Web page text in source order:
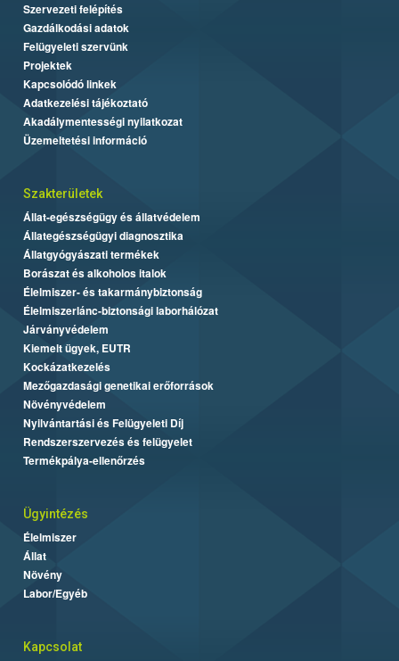
Szervezeti felépítés
Gazdálkodási adatok
Felügyeleti szervünk
Projektek
Kapcsolódó linkek
Adatkezelési tájékoztató
Akadálymentességi nyilatkozat
Üzemeltetési információ
Szakterületek
Állat-egészségügy és állatvédelem
Állategészségügyi diagnosztika
Állatgyógyászati termékek
Borászat és alkoholos italok
Élelmiszer- és takarmánybiztonság
Élelmiszerlánc-biztonsági laborhálózat
Járványvédelem
Kiemelt ügyek, EUTR
Kockázatkezelés
Mezőgazdasági genetikai erőforrások
Növényvédelem
Nyilvántartási és Felügyeleti Díj
Rendszerszervezés és felügyelet
Termékpálya-ellenőrzés
Ügyintézés
Élelmiszer
Állat
Növény
Labor/Egyéb
Kapcsolat